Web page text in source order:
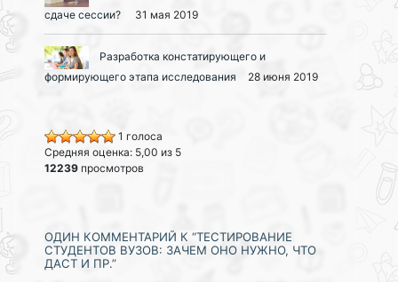
сдаче сессии?
31 мая 2019
Разработка констатирующего и
формирующего этапа исследования
28 июня 2019
1 голоса
Средняя оценка: 5,00 из 5
12239 просмотров
ОДИН КОММЕНТАРИЙ К “ТЕСТИРОВАНИЕ
СТУДЕНТОВ ВУЗОВ: ЗАЧЕМ ОНО НУЖНО, ЧТО
ДАСТ И ПР.”